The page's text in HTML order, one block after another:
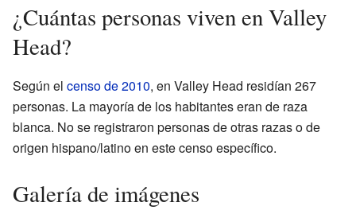
¿Cuántas personas viven en Valley
Head?
Según el censo de 2010, en Valley Head residían 267
personas. La mayoría de los habitantes eran de raza
blanca. No se registraron personas de otras razas o de
origen hispano/latino en este censo específico.
Galería de imágenes